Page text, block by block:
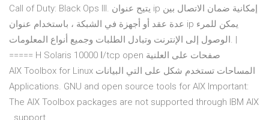
Call of Duty: Black Ops III. يتيح عنوان ip إمكانية ضمان الاتصال بين
عدة عقد أو أجهزة في الشبكة ، باستخدام عنوان ip يمكن للمرء
الوصول إلى الإنترنت وتبادل الطلبات وجميع أنواع المعلومات. |
===== H Solaris ‫ا‬ 10000/tcp open ‫صفحات‬ ‫على‬ ‫العلنیة‬
‫المساحات‬ ‫تستخدم‬ ‫شكل‬ ‫على‬ ‫التي‬ ‫البیانات AIX Toolbox for Linux
Applications. GNU and open source tools for AIX Important:
The AIX Toolbox packages are not supported through IBM AIX